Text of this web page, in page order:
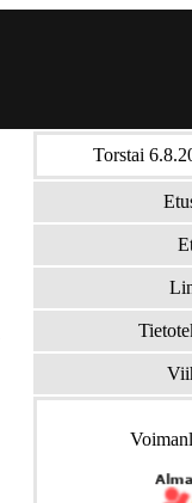
Torstai